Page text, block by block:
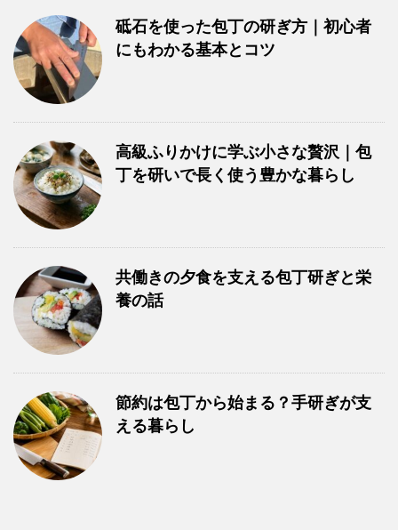
砥石を使った包丁の研ぎ方｜初心者
にもわかる基本とコツ
高級ふりかけに学ぶ小さな贅沢｜包
丁を研いで長く使う豊かな暮らし
共働きの夕食を支える包丁研ぎと栄
養の話
節約は包丁から始まる？手研ぎが支
える暮らし